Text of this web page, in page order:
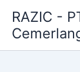
content
RAZIC -